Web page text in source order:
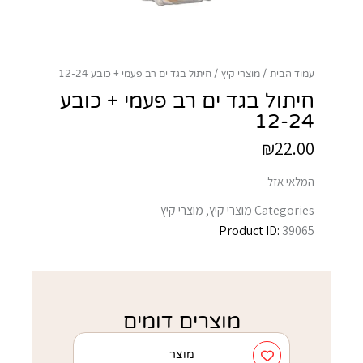
עמוד הבית מוצרי קיץ חיתול בגד ים רב פעמי + כובע 12-24
חיתול בגד ים רב פעמי + כובע
12-24
₪22.00
המלאי אזל
Categories מוצרי קיץ, מוצרי קיץ
Product ID: 39065
מוצרים דומים
מוצר